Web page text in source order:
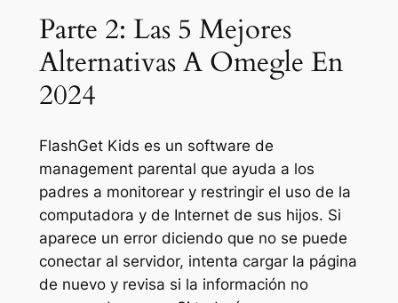
Parte 2: Las 5 Mejores
Alternativas A Omegle En
2024
FlashGet Kids es un software de
management parental que ayuda a los
padres a monitorear y restringir el uso de la
computadora y de Internet de sus hijos. Si
aparece un error diciendo que no se puede
conectar al servidor, intenta cargar la página
de nuevo y revisa si la información no